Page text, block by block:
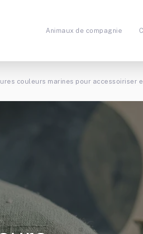
Animaux de compagnie
couleurs marines pour accessoiriser